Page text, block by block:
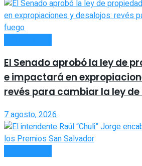
El Senado aprobó la ley de
e impactará en
revés para cambiar la ley
7 agosto, 2026